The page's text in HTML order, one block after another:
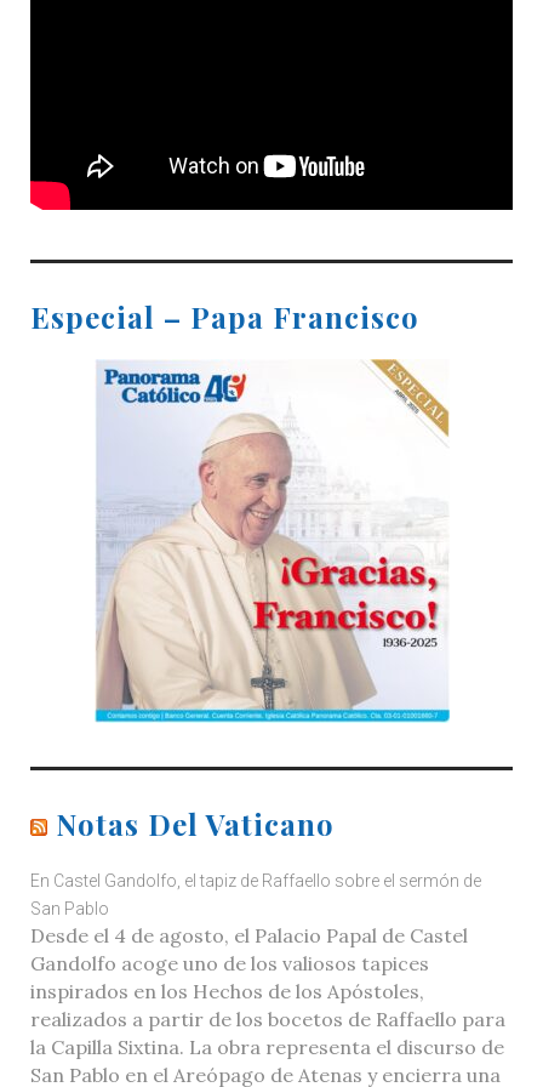
Especial – Papa Francisco
Notas Del Vaticano
En Castel Gandolfo, el tapiz de Raffaello sobre el sermón de
San Pablo
Desde el 4 de agosto, el Palacio Papal de Castel
Gandolfo acoge uno de los valiosos tapices
inspirados en los Hechos de los Apóstoles,
realizados a partir de los bocetos de Raffaello para
la Capilla Sixtina. La obra representa el discurso de
San Pablo en el Areópago de Atenas y encierra una